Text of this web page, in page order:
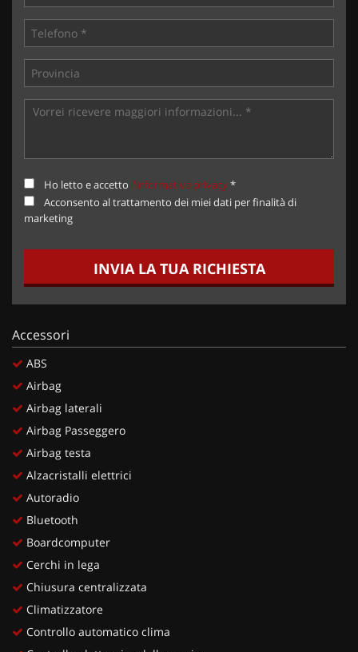
Ho letto e accetto l'informativa privacy*
Acconsento al trattamento dei miei dati per finalità di
marketing
INVIA LA TUA RICHIESTA
Accessori
ABS
Airbag
Airbag laterali
Airbag Passeggero
Airbag testa
Alzacristalli elettrici
Autoradio
Bluetooth
Boardcomputer
Cerchi in lega
Chiusura centralizzata
Climatizzatore
Controllo automatico clima